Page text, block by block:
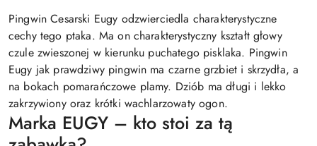
Pingwin Cesarski Eugy odzwierciedla charakterystyczne
cechy tego ptaka. Ma on charakterystyczny kształt głowy
czule zwieszonej w kierunku puchatego pisklaka. Pingwin
Eugy jak prawdziwy pingwin ma czarne grzbiet i skrzydła, a
na bokach pomarańczowe plamy. Dziób ma długi i lekko
zakrzywiony oraz krótki wachlarzowaty ogon.
Marka EUGY – kto stoi za tą